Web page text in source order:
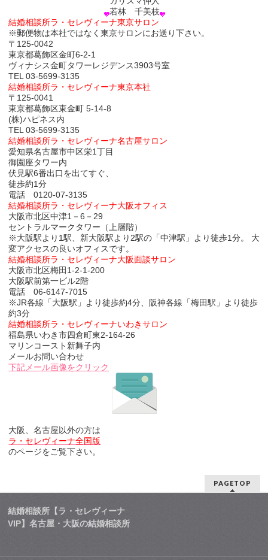
若林 千美枝
結婚相談所ラ・セレヴィーナ東京サロン
※郵便物は本社ではなく東京サロンにお送り下さい。
〒125-0042
東京都葛飾区金町6-2-1
ヴィナシス金町タワーレジデンス3903号室
TEL 03-5699-3135
結婚相談所ラ・セレヴィーナ東京本社
〒125-0041
東京都葛飾区東金町 5-14-8
(株)ハピネス内
TEL 03-5699-3135
結婚相談所ラ・セレヴィーナ名古屋サロン
愛知県名古屋市中区栄1丁目
御園座タワー内
伏見駅6番出口を出てすぐ、
徒歩約1分
電話0120-07-3135
結婚相談所ラ・セレヴィーナ大阪オフィス
大阪市北区中津1－6－29
セントラルマークタワー（上層階）
※大阪駅より1駅、新大阪駅より2駅の「中津駅」より徒歩1分。 大
変アクセスの良いオフィスです。
結婚相談所ラ・セレヴィーナ大阪面談サロン
大阪市北区梅田1-2-1-200
大阪駅前第一ビル2階
電話 06-6147-7015
※JR各線「大阪駅」より徒歩約4分、阪神各線「梅田駅」より徒歩
約3分
結婚相談所ラ・セレヴィーナいわきサロン
福島県いわき市四倉町東2-164-26
マリンコースト新舞子内
メールお問い合わせ
下記メール画像をクリック
大阪、名古屋以外の方は
ラ・セレヴィーナ全国版
のページをご覧下さい。
PAGETOP
結婚相談所【ラ・セレヴィーナ
VIP】名古屋・大阪の結婚相談所